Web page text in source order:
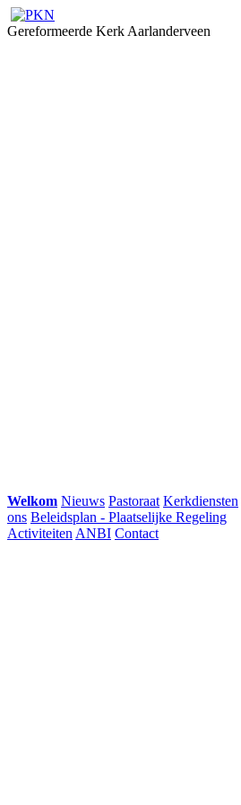
Gereformeerde Kerk Aarlanderveen
Welkom Nieuws Pastoraat Kerkdiensten
ons Beleidsplan - Plaatselijke Regeling
Activiteiten ANBI Contact